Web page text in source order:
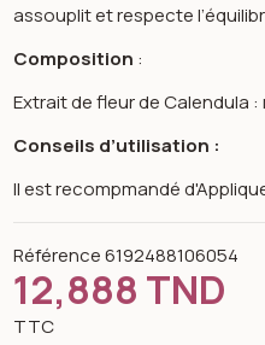
image gallery for
assouplit et respecte
Composition :
Extrait de fleur de
Conseils d’utilisation :
Il est recompmandé
Référence 6192488106054
12,888 TND
TTC